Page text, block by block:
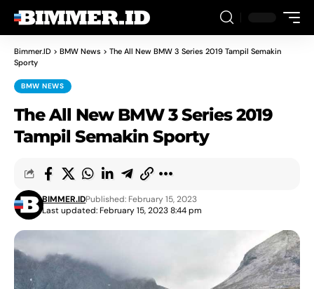
Bimmer.ID > BMW News > The All New BMW 3 Series 2019 Tampil Semakin
Sporty
BMW NEWS
The All New BMW 3 Series 2019
Tampil Semakin Sporty
Last updated: February 15, 2023 8:44 pm
BIMMER.IDPublished: February 15, 2023